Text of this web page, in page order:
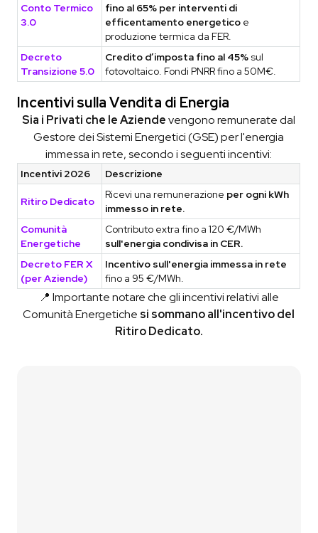
Conto Termico
3.0
fino al 65% per interventi di
efficentamento energetico e
produzione termica da FER.
Decreto
Transizione 5.0
Credito d’imposta fino al 45% sul
fotovoltaico. Fondi PNRR fino a 50M€.
Incentivi sulla Vendita di Energia
Sia i Privati che le Aziendevengono remunerate dal
Gestore dei Sistemi Energetici (GSE) per l'energia
immessa in rete, secondo i seguenti incentivi:
Incentivi 2026 Descrizione
Ritiro Dedicato
Ricevi una remunerazione per ogni kWh
immesso in rete.
Comunità
Energetiche
Contributo extra fino a 120 €/MWh
sull'energia condivisa in CER.
Decreto FER X
(per Aziende)
Incentivo sull'energia immessa in rete
fino a 95 €/MWh.
📍 Importante notare che gli incentivi relativi alle
Comunità Energetiche si sommano all'incentivo del
Ritiro Dedicato.